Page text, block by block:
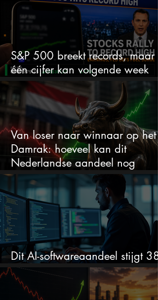
S&P 500 breekt records, maar
één cijfer kan volgende week
alles veranderen
Van loser naar winnaar op het
Damrak: hoeveel kan dit
Nederlandse aandeel nog
stijgen?
Dit AI-softwareaandeel stijgt
en zet de SaaS-crash op zijn